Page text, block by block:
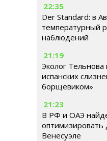
22:35
Der Standard: в
температурный
наблюдений
21:19
Эколог Тельнова
испанских
борщевиком»
21:23
В РФ и ОАЭ
Венесуэле